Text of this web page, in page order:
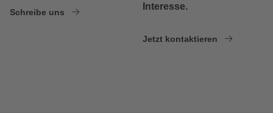
Schreibe uns
Interesse.
Jetzt kontaktieren